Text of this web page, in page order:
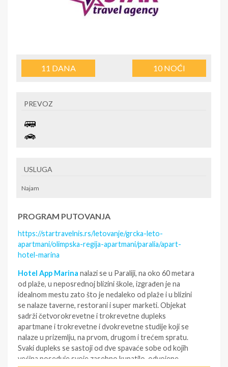
11 DANA 10NOĆI
PREVOZ
USLUGA
Najam
PROGRAM PUTOVANJA
https://startravelnis.rs/letovanje/grcka-leto-
apartmani/olimpska-regija-apartmani/paralia/apart-
hotel-marina
Hotel App Marina nalazi se u Paraliji, na oko 60 metara
od plaže, u neposrednoj blizini škole, izgrađen je na
idealnom mestu zato što je nedaleko od plaže i u blizini
se nalaze taverne, restorani i super marketi. Objekat
sadrži četvorokrevetne i trokrevetne dupleks
apartmane i trokrevetne i dvokrevetne studije koji se
nalaze u prizemlju, na prvom, drugom i trećem spratu.
Svaki dupleks se sastoji od dve spavaće sobe od kojih
većina poseduje svoje zasebno kupatilo, odvojene